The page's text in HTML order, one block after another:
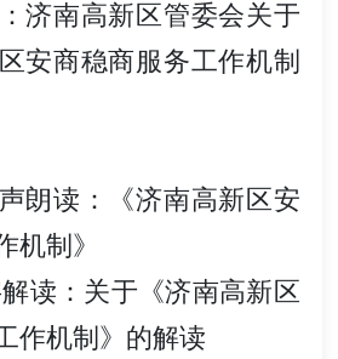
济南高新区管委会关于
安商稳商服务工作机制
朗读：《济南高新区安
机制》
读：关于《济南高新区
作机制》的解读